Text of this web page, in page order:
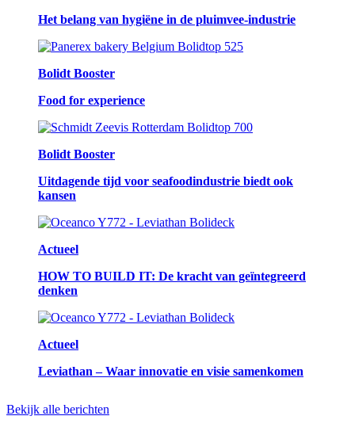
Het belang van hygiëne in de pluimvee-industrie
Bolidt Booster
Food for experience
Bolidt Booster
Uitdagende tijd voor seafoodindustrie biedt ook
kansen
Actueel
HOW TO BUILD IT: De kracht van geïntegreerd
denken
Actueel
Leviathan – Waar innovatie en visie samenkomen
Bekijk alle berichten